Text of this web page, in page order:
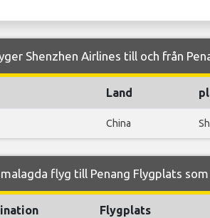
Shenzhen Airlines till och från
Land
China
flyg till Penang Flygplats
Flygplats